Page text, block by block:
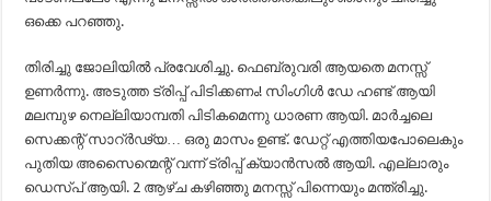
ഒക്കെ പറഞ്ഞു.
തിരിച്ചു ജോലിയിൽ പ്രവേശിച്ചു. ഫെബ്രുവരി ആയതെ മനസ്സ്
ഉണർന്നു. അടുത്ത ട്രിപ്പ് പിടിക്കണം! സിംഗിൾ ഡേ ഹണ്ട് ആയി
മലമ്പുഴ നെല്ലിയാമ്പതി പിടികമെന്നു ധാരണ ആയി. മാർച്ചലെ
സെക്കന്റ് സാറ്ർഢ്യ… ഒരു മാസം ഉണ്ട്. ഡേറ്റ് എത്തിയപോലെകും
പുതിയ അസൈന്മെന്റ് വന്ന്‌ ട്രിപ്പ് ക്യാൻസൽ ആയി. എല്ലാരും
ഡെസ്പ് ആയി. 2 ആഴ്ച കഴിഞ്ഞു മനസ്സ് പിന്നെയും മന്ത്രിച്ചു.